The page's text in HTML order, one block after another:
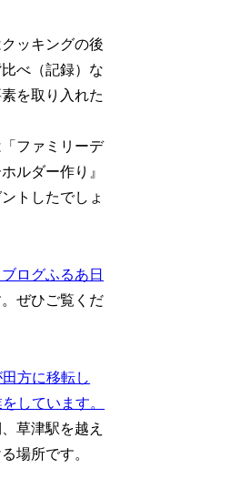
ッキングの後
べ（記録）な
を取り入れた
ファミリーデ
ルダー作り』
トしたでしょ
ログふるあ日
ぜひご覧くだ
方に移転し
しています。
草津駅を越え
場所です。